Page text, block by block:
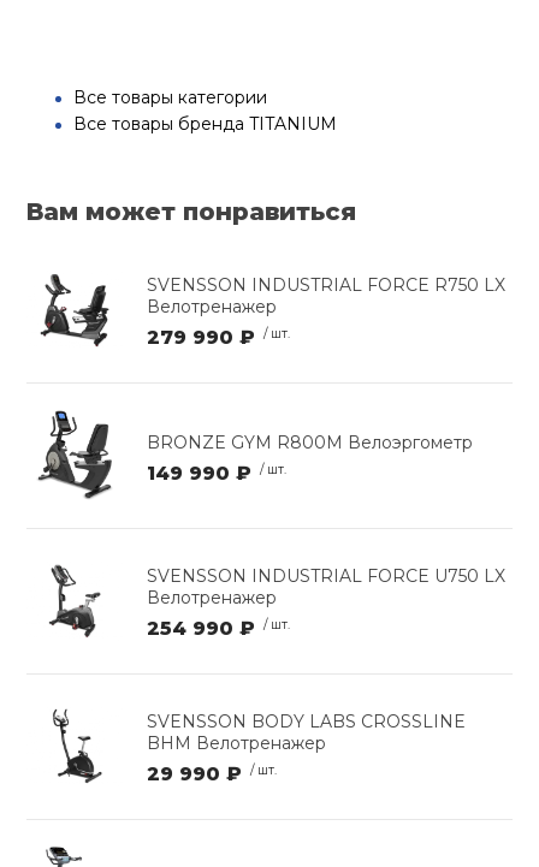
Все товары категории
Все товары бренда TITANIUM
Вам может понравиться
SVENSSON INDUSTRIAL FORCE R750 LX
Велотренажер
279 990 ₽ / шт.
BRONZE GYM R800M Велоэргометр
149 990 ₽ / шт.
SVENSSON INDUSTRIAL FORCE U750 LX
Велотренажер
254 990 ₽ / шт.
SVENSSON BODY LABS CROSSLINE
BHM Велотренажер
29 990 ₽ / шт.